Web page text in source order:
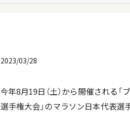
2023/03/28
今年8月19日（土）から開催される
選手権大会」のマラソン日本代表